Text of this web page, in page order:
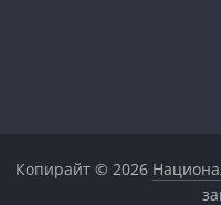
Копирайт © 2026